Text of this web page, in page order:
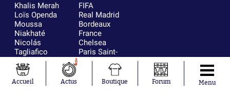
Khalis Merah
Loïs Openda
Moussa
Niakhaté
Nicolás
Tagliafico
Pavel Šulc
Gauthier Hein
Lionel Messi
FIFA
Real Madrid
Bordeaux
France
Chelsea
Paris Saint-
Germain
Olympique
lyonnais
AC Milan
Accueil
1
Actus Boutique Forum Menu